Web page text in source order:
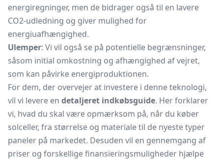
energiregninger, men de bidrager også til en lavere
CO2-udledning og giver mulighed for
energiuafhængighed.
Ulemper: Vi vil også se på potentielle begrænsninger,
såsom initial omkostning og afhængighed af vejret,
som kan påvirke energiproduktionen.
For dem, der overvejer at investere i denne teknologi,
vil vi levere en detaljeret indkøbsguide. Her forklarer
vi, hvad du skal være opmærksom på, når du køber
solceller, fra størrelse og materiale til de nyeste typer
paneler på markedet. Desuden vil en gennemgang af
priser og forskellige finansieringsmuligheder hjælpe